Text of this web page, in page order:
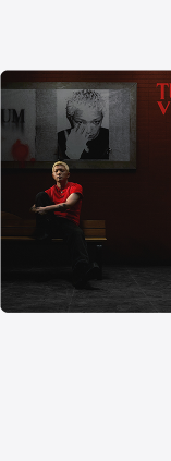
口
中
打
开)